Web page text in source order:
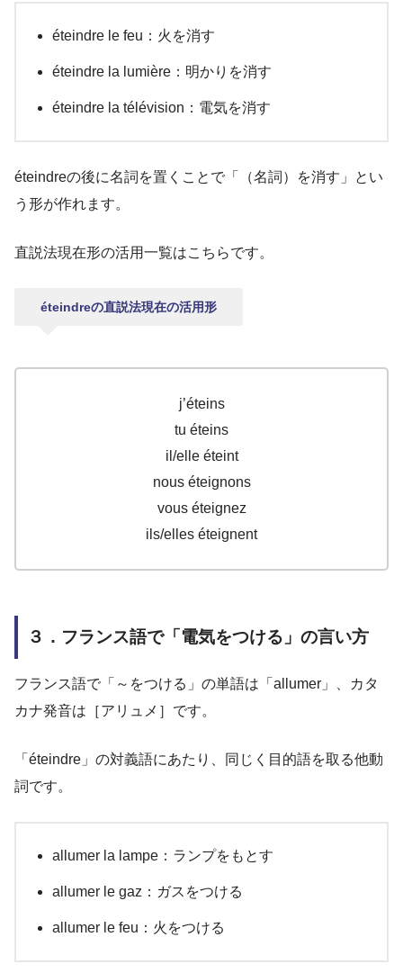
éteindre le feu：火を消す
éteindre la lumière：明かりを消す
éteindre la télévision：電気を消す
éteindreの後に名詞を置くことで「（名詞）を消す」とい
う形が作れます。
直説法現在形の活用一覧はこちらです。
éteindreの直説法現在の活用形
j’éteins
tu éteins
il/elle éteint
nous éteignons
vous éteignez
ils/elles éteignent
３．フランス語で「電気をつける」の言い方
フランス語で「～をつける」の単語は「allumer」、カタ
カナ発音は［アリュメ］です。
「éteindre」の対義語にあたり、同じく目的語を取る他動
詞です。
allumer la lampe：ランプをもとす
allumer le gaz：ガスをつける
allumer le feu：火をつける